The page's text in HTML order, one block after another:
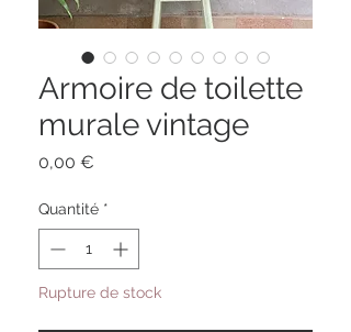
Armoire de toilette
murale vintage
0,00 €
Quantité *
Rupture de stock